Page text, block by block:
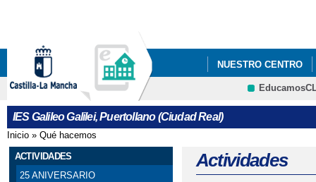
NUESTRO CENTRO
PROYECTO DE
IES Galileo Galilei, Puertollano (Ciudad Real)
Se encuentra usted aquí
Inicio » Qué hacemos
ACTIVIDADES
25 ANIVERSARIO
Actividades